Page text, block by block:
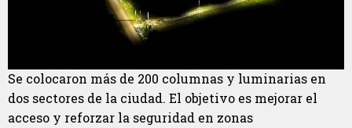
Se colocaron más de 200 columnas y luminarias en
dos sectores de la ciudad. El objetivo es mejorar el
acceso y reforzar la seguridad en zonas